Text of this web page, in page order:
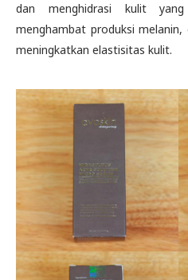
dan menghidrasi kulit
menghambat produksi
meningkatkan elastisitas kulit.